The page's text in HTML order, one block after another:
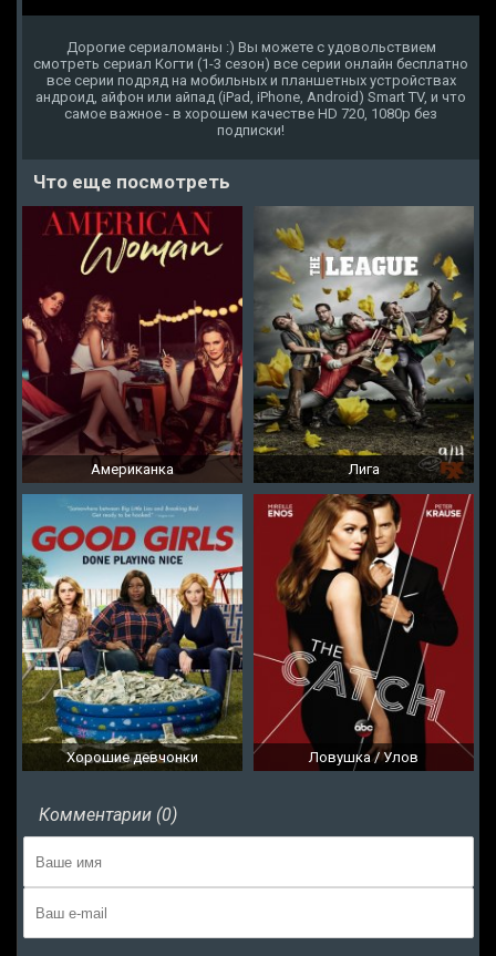
Дорогие сериаломаны :) Вы можете с удовольствием
смотреть сериал Когти (1-3 сезон) все серии онлайн бесплатно
все серии подряд на мобильных и планшетных устройствах
андроид, айфон или айпад (iPad, iPhone, Android) Smart TV, и что
самое важное - в хорошем качестве HD 720, 1080p без
подписки!
Что еще посмотреть
Американка Лига
Хорошие девчонки Ловушка / Улов
Комментарии (0)